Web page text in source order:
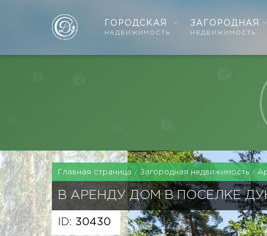
ГОРОДСКАЯ
недвижимость
ЗАГОРОДНАЯ
недвижимость
Главная страница Загородная недвижимость
В АРЕНДУ ДОМ В ПОСЕЛКЕ
ID: 30430